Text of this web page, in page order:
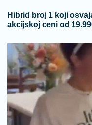
Hibrid broj 1 koji
akcijskoj ceni od